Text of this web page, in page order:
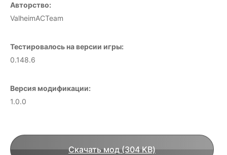
Авторство:
ValheimACTeam
Тестировалось на версии игры:
0.148.6
Версия модификации:
1.0.0
Скачать мод (304 KB)